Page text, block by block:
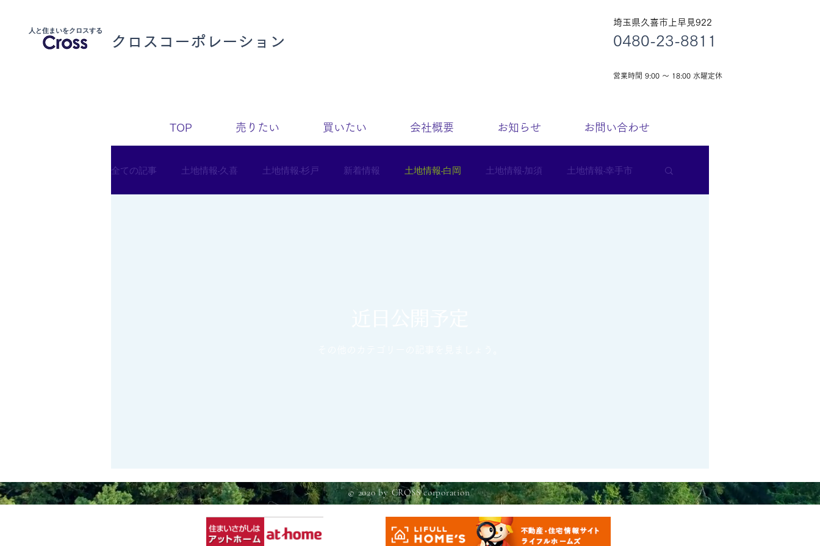
人と住まいをクロスする
クロスコーポレーション 0480-23-8811
埼玉県久喜市上早見922
営業時間 9:00 ～ 18:00 水曜定休
TOP 売りたい 買いたい 会社概要 お知らせ お問い合わせ
全ての記事 土地情報-久喜 土地情報-杉戸 新着情報 土地情報-白岡 土地情報-加須 土地情報-幸手市
© 2020 by CROSS corporation